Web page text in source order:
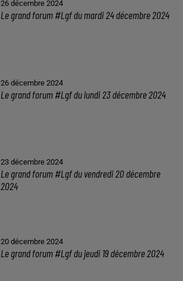
26 décembre 2024
Le grand forum #Lgf du mardi 24 décembre 2024
26 décembre 2024
Le grand forum #Lgf du lundi 23 décembre 2024
23 décembre 2024
Le grand forum #Lgf du vendredi 20 décembre
2024
20 décembre 2024
Le grand forum #Lgf du jeudi 19 décembre 2024